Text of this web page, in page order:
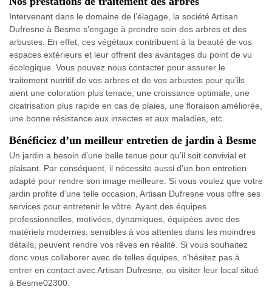
Intervenant dans le domaine de l’élagage, la société Artisan
Dufresne à Besme s’engage à prendre soin des arbres et des
arbustes. En effet, ces végétaux contribuent à la beauté de vos
espaces extérieurs et leur offrent des avantages du point de vu
écologique. Vous pouvez nous contacter pour assurer le
traitement nutritif de vos arbres et de vos arbustes pour qu’ils
aient une coloration plus tenace, une croissance optimale, une
cicatrisation plus rapide en cas de plaies, une floraison améliorée,
une bonne résistance aux insectes et aux maladies, etc.
Bénéficiez d’un meilleur entretien de jardin à Besme
Un jardin a besoin d’une belle tenue pour qu’il soit convivial et
plaisant. Par conséquent, il nécessite aussi d’un bon entretien
adapté pour rendre son image meilleure. Si vous voulez que votre
jardin profite d’une telle occasion, Artisan Dufresne vous offre ses
services pour entretenir le vôtre. Ayant des équipes
professionnelles, motivées, dynamiques, équipées avec des
matériels modernes, sensibles à vos attentes dans les moindres
détails, peuvent rendre vos rêves en réalité. Si vous souhaitez
donc vous collaborer avec de telles équipes, n’hésitez pas à
entrer en contact avec Artisan Dufresne, ou visiter leur local situé
à Besme02300.